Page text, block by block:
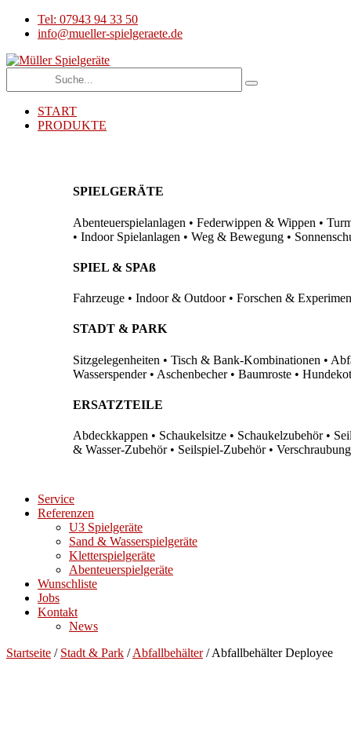
Tel: 07943 94 33 50
info@mueller-spielgeraete.de
START
PRODUKTE
SPIELGERÄTE
Abenteuerspielanlagen • Federwippen & Wippen •
• Indoor Spielanlagen • Weg & Bewegung •
SPIEL & SPAß
Fahrzeuge • Indoor & Outdoor • Forschen &
STADT & PARK
Sitzgelegenheiten • Tisch & Bank-Kombinationen •
Wasserspender • Aschenbecher • Baumroste •
ERSATZTEILE
Abdeckkappen • Schaukelsitze • Schaukelzubehör •
& Wasser-Zubehör • Seilspiel-Zubehör •
Service
Referenzen
U3 Spielgeräte
Sand & Wasserspielgeräte
Kletterspielgeräte
Abenteuerspielgeräte
Wunschliste
Jobs
Kontakt
News
Startseite / Stadt & Park /Abfallbehälter/ Abfallbehälter Deployee